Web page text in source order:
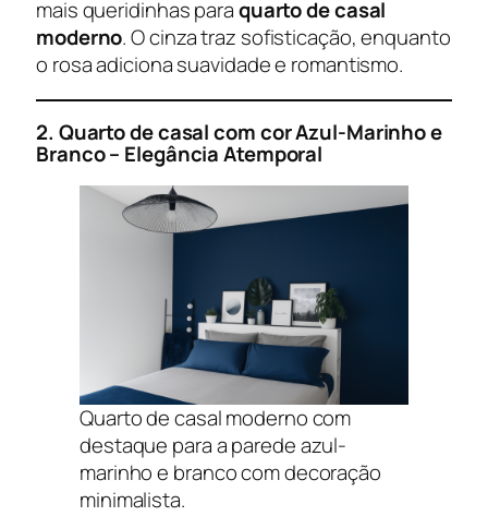
mais queridinhas paraquarto de casal
moderno. O cinza traz sofisticação, enquanto
o rosa adiciona suavidade e romantismo.
2. Quarto de casal com cor Azul-Marinho e
Branco – Elegância Atemporal
Quarto de casal moderno com
destaque para a parede azul-
marinho e branco com decoração
minimalista.